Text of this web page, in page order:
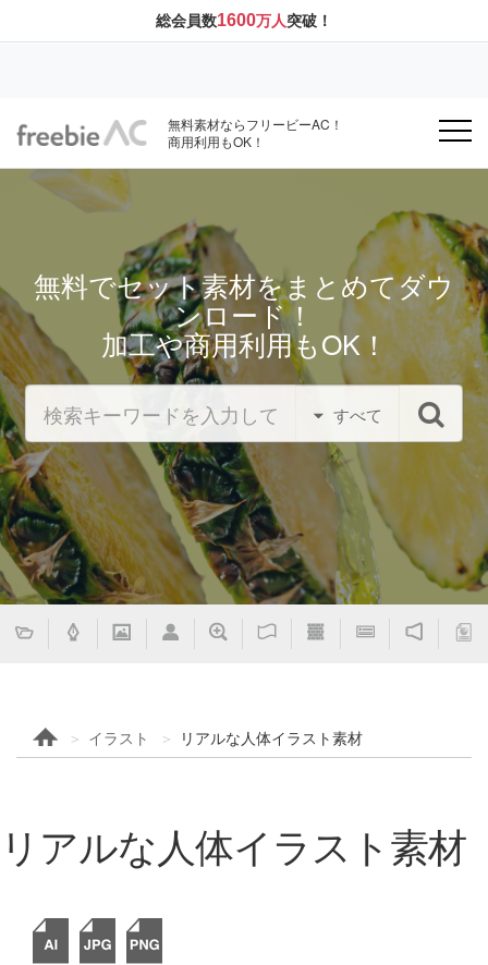
総会員数1600万人突破！
無料素材ならフリービーAC！
商用利用もOK！
無料でセット素材をまとめてダウ
ンロード！
加工や商用利用もOK！
すべて
イラスト リアルな人体イラスト素材
リアルな人体イラスト素材